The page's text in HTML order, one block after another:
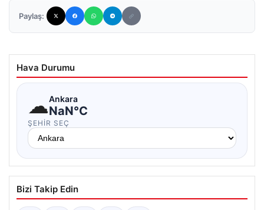
Paylaş:
Hava Durumu
☁Ankara
NaN°C
ŞEHIR SEÇ
Bizi Takip Edin